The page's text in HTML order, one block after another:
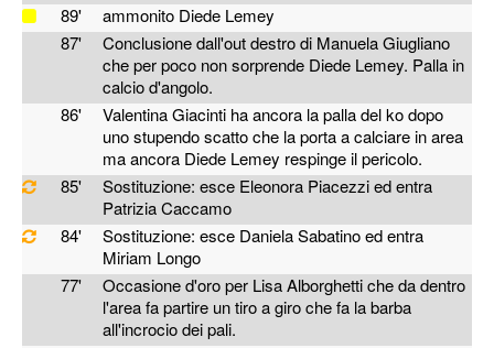
89'
ammonito Diede Lemey
87'
Conclusione dall'out destro di Manuela Giugliano
che per poco non sorprende Diede Lemey. Palla in
calcio d'angolo.
86'
Valentina Giacinti ha ancora la palla del ko dopo
uno stupendo scatto che la porta a calciare in area
ma ancora Diede Lemey respinge il pericolo.
85'
Sostituzione: esce Eleonora Piacezzi ed entra
Patrizia Caccamo
84'
Sostituzione: esce Daniela Sabatino ed entra
Miriam Longo
77'
Occasione d'oro per Lisa Alborghetti che da dentro
l'area fa partire un tiro a giro che fa la barba
all'incrocio dei pali.